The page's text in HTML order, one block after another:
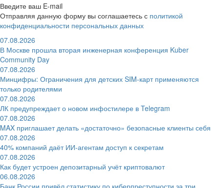
Введите ваш E-mail
Отправляя данную форму вы соглашаетесь с политикой
конфиденциальности персональных данных
07.08.2026
В Москве прошла вторая инженерная конференция Kuber
Community Day
07.08.2026
Минцифры: Ограничения для детских SIM-карт применяются
только родителями
07.08.2026
ЛК предупреждает о новом инфостилере в Telegram
07.08.2026
MAX приглашает делать «достаточно» безопасные клиенты себя
07.08.2026
40% компаний даёт ИИ‑агентам доступ к секретам
07.08.2026
Как будет устроен депозитарный учёт криптовалют
06.08.2026
Банк России привёл статистику по киберпреступности за три